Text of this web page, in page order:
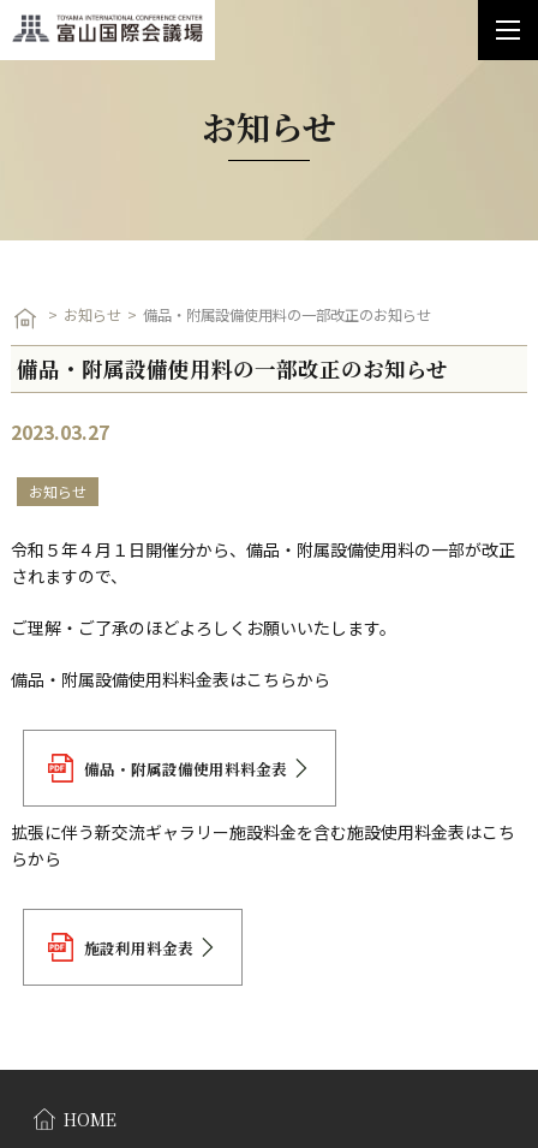
お知らせ
お知らせ 備品・附属設備使用料の一部改正のお知らせ
備品・附属設備使用料の一部改正のお知らせ
2023.03.27
お知らせ
令和５年４月１日開催分から、備品・附属設備使用料の一部が改正
されますので、
ご理解・ご了承のほどよろしくお願いいたします。
備品・附属設備使用料料金表はこちらから
備品・附属設備使用料料金表
拡張に伴う新交流ギャラリー施設料金を含む施設使用料金表はこち
らから
施設利用料金表
HOME